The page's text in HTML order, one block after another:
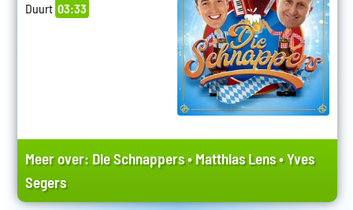
Duurt 03:33
Meer over: Die Schnappers•Matthias Lens•Yves
Segers